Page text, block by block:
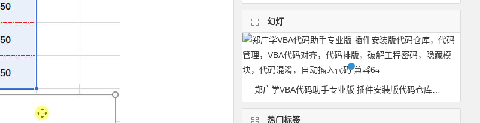
幻灯
郑广学VBA代码助手专业版 插件安装版代码仓库，代码管理，VBA代码对齐，代码排版，破解工程密码，隐藏模块，代码混淆，自动插入代码 兼容64
热门标签